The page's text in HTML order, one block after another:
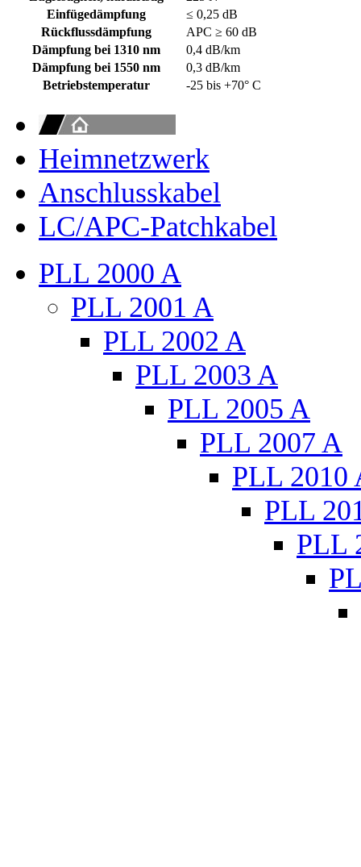
Einfügedämpfung
≤ 0,25 dB
Rückflussdämpfung
APC ≥ 60 dB
Dämpfung bei 1310 nm
0,4 dB/km
Dämpfung bei 1550 nm
0,3 dB/km
Betriebstemperatur
-25 bis +70° C
Heimnetzwerk
Anschlusskabel
LC/APC-Patchkabel
PLL 2000 A
PLL 2001 A
PLL 2002 A
PLL 2003 A
PLL 2005 A
PLL 2007 A
PLL 2010
PLL
PLL